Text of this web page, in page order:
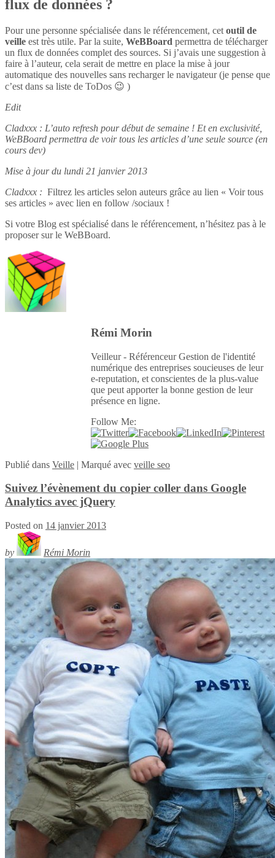
flux de données ?
Pour une personne spécialisée dans le référencement, cet outil de
veille est très utile. Par la suite, WeBBoard permettra de télécharger
un flux de données complet des sources. Si j’avais une suggestion à
faire à l’auteur, cela serait de mettre en place la mise à jour
automatique des nouvelles sans recharger le navigateur (je pense que
c’est dans sa liste de ToDos 😉 )
Edit
Cladxxx : L’auto refresh pour début de semaine ! Et en exclusivité,
WeBBoard permettra de voir tous les articles d’une seule source (en
cours dev)
Mise à jour du lundi 21 janvier 2013
Cladxxx : Filtrez les articles selon auteurs grâce au lien « Voir tous
ses articles » avec lien en follow /sociaux !
Si votre Blog est spécialisé dans le référencement, n’hésitez pas à le
proposer sur le WeBBoard.
Rémi Morin
Veilleur - Référenceur Gestion de l'identité
numérique des entreprises soucieuses de leur
e-reputation, et conscientes de la plus-value
que peut apporter la bonne gestion de leur
présence en ligne.
Follow Me:
Publié dans Veille | Marqué avec veille seo
Suivez l’évènement du copier coller dans Google
Analytics avec jQuery
Posted on 14 janvier 2013
by Rémi Morin